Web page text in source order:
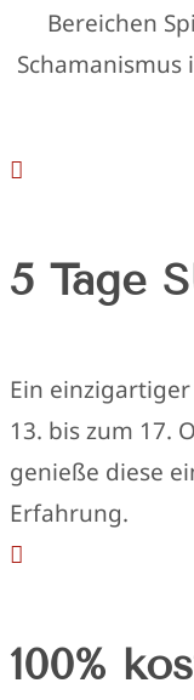
Bereichen

5 Tage
Ein
13. bis zum 17.
genieße diese
Erfahrung.

100%